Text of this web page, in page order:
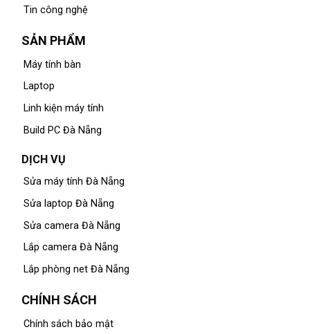
Tin công nghệ
SẢN PHẨM
Máy tính bàn
Laptop
Linh kiện máy tính
Build PC Đà Nẵng
DỊCH VỤ
Sửa máy tính Đà Nẵng
Sửa laptop Đà Nẵng
Sửa camera Đà Nẵng
Lắp camera Đà Nẵng
Lắp phòng net Đà Nẵng
CHÍNH SÁCH
Chính sách bảo mật